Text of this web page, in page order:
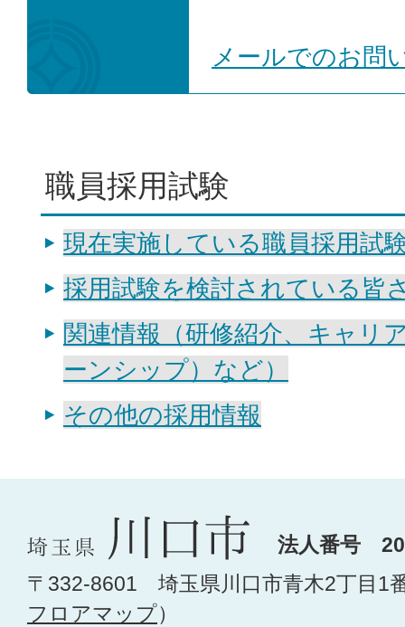
メールでのお問
職員採用試験
現在実施している職員採用試
採用試験を検討されている皆
関連情報（研修紹介、キャリ
ーンシップ）など）
その他の採用情報
法人番号
〒332-8601 埼玉県川口市青木2丁目1
フロアマップ）